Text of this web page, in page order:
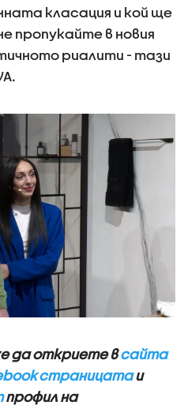
класация и кой ще
пропукайте в новия
риалити - тази
да откриете всайта
страницатаи
профил на